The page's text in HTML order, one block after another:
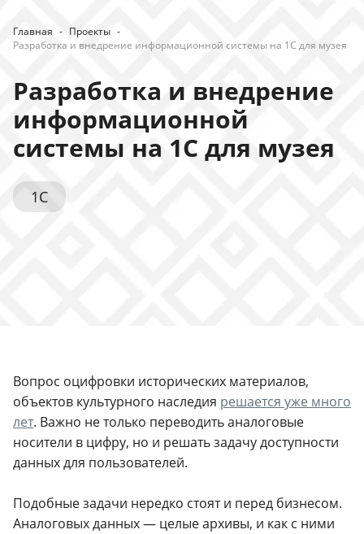
Главная - Проекты -
Разработка и внедрение информационной системы на 1С для музея
Разработка и внедрение
информационной
системы на 1С для музея
1С
Вопрос оцифровки исторических материалов,
объектов культурного наследия решается уже много
лет. Важно не только переводить аналоговые
носители в цифру, но и решать задачу доступности
данных для пользователей.
Подобные задачи нередко стоят и перед бизнесом.
Аналоговых данных — целые архивы, и как с ними